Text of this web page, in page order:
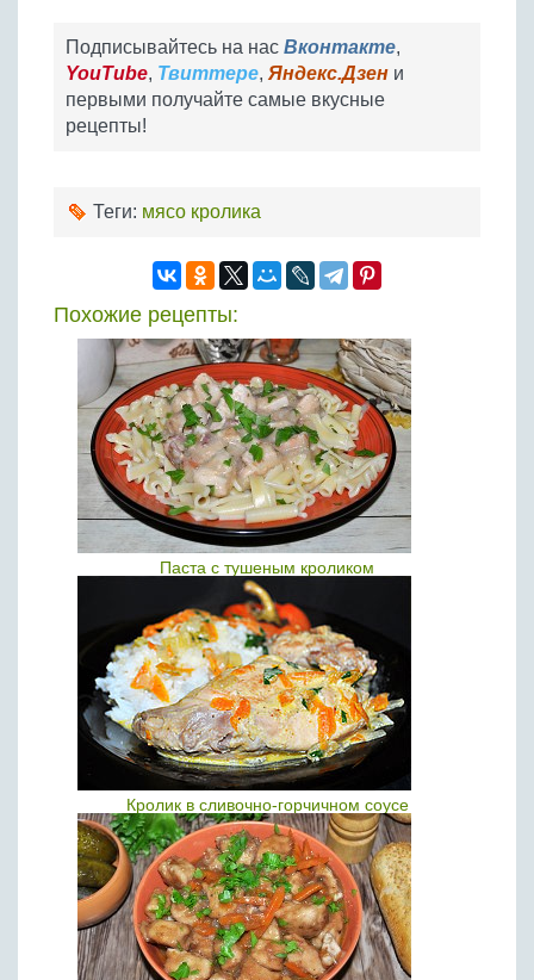
Подписывайтесь на нас Вконтакте,
YouTube, Твиттере, Яндекс.Дзен и
первыми получайте самые вкусные
рецепты!
Теги: мясо кролика
Похожие рецепты:
Паста с тушеным кроликом
Кролик в сливочно-горчичном соусе